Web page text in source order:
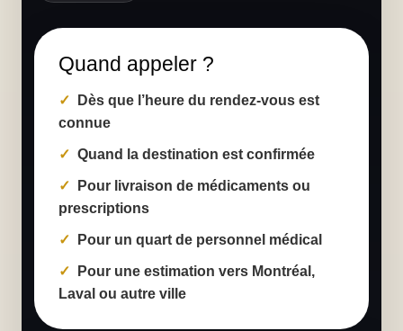
Quand appeler ?
Dès que l’heure du rendez-vous est
connue
Quand la destination est confirmée
Pour livraison de médicaments ou
prescriptions
Pour un quart de personnel médical
Pour une estimation vers Montréal,
Laval ou autre ville